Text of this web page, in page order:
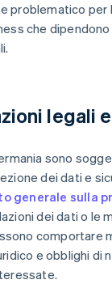
problematico per
che
legali
sono
dei dati e
generale sulla
dei dati o le
comportare
e obblighi di